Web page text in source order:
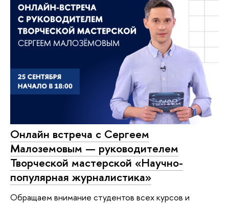
Онлайн встреча с Сергеем
Малоземовым — руководителем
Творческой мастерской «Научно-
популярная журналистика»
Обращаем внимание студентов всех курсов и